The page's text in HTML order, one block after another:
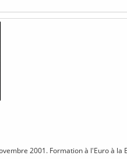
2001. Formation à l'Euro à